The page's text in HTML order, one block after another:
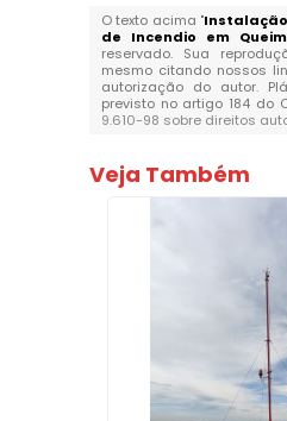
O texto acima "
de Incendio em
reservado. Sua
mesmo citando nossos
autorização do autor.
previsto no artigo 184 do
9.610-98 sobre direitos
Veja Também